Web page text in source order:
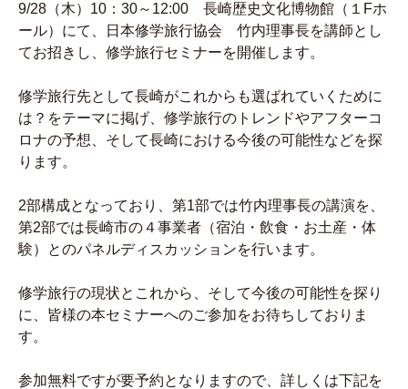
9/28（木）10：30～12:00 長崎歴史文化博物館（１Fホ
ール）にて、日本修学旅行協会 竹内理事長を講師とし
てお招きし、修学旅行セミナーを開催します。
修学旅行先として長崎がこれからも選ばれていくために
は？をテーマに掲げ、修学旅行のトレンドやアフターコ
ロナの予想、そして長崎における今後の可能性などを探
ります。
2部構成となっており、第1部では竹内理事長の講演を、
第2部では長崎市の４事業者（宿泊・飲食・お土産・体
験）とのパネルディスカッションを行います。
修学旅行の現状とこれから、そして今後の可能性を探り
に、皆様の本セミナーへのご参加をお待ちしておりま
す。
参加無料ですが要予約となりますので、詳しくは下記を